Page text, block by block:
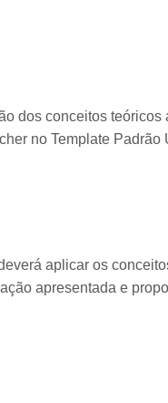
dos conceitos teóricos
no Template Padrão
aplicar os
apresentada e